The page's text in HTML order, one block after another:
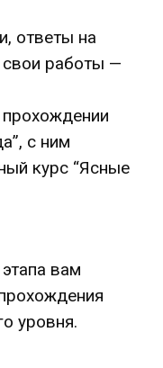
ответы на
свои работы —
прохождении
с ним
курс “Ясные
вам
уровня.